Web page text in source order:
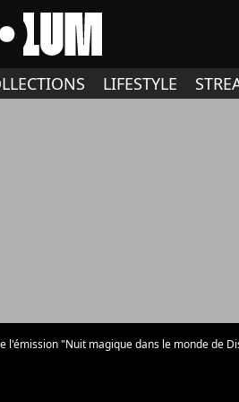
LIFESTYLE
dans le monde de Disney" à Disneyland Paris, diffusée le 27